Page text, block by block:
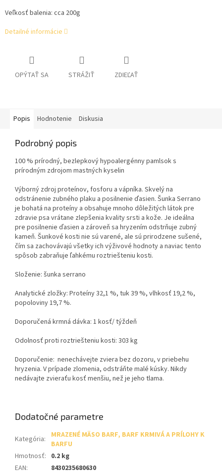
Veľkosť balenia: cca 200g
Detailné informácie
OPÝTAŤ SA STRÁŽIŤ ZDIEĽAŤ
Popis Hodnotenie Diskusia
Podrobný popis
100 % prírodný, bezlepkový hypoalergénny pamlsok s
prírodným zdrojom mastných kyselin
Výborný zdroj proteínov, fosforu a vápníka. Skvelý na
odstránenie zubného plaku a posilnenie ďasien. Šunka Serrano
je bohatá na proteíny a obsahuje mnoho dôležitých látok pre
zdravie psa vrátane zlepšenia kvality srsti a kože. Je ideálna
pre posilnenie ďasien a zároveň sa hryzením odstrňuje zubný
kameň. Šunkové kosti nie sú varené, ale sú prirodzene sušené,
čím sa zachovávajú všetky ich výživové hodnoty a naviac tento
spôsob zabraňuje ľahkému roztriešteniu kosti.
Složenie: šunka serrano
Analytické zložky: Proteíny 32,1 %, tuk 39 %, vlhkosť 19,2 %,
popoloviny 19,7 %.
Doporučená krmná dávka: 1 kosť/ týždeň
Odolnosť proti roztriešteniu kosti: 303 kg
Doporučenie: nenechávejte zviera bez dozoru, v priebehu
hryzenia. V prípade zlomenia, odstráňte malé kúsky. Nikdy
nedávajte zvieraťu kosť menšiu, než je jeho tlama.
Dodatočné parametre
Kategória:
MRAZENÉ MÄSO BARF, BARF KRMIVÁ A PRÍLOHY K
BARFU
Hmotnosť: 0.2 kg
EAN:
8430235680630